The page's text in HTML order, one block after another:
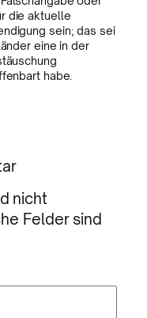
die aktuelle
sein; das sei
eine in der
habe.
nicht
Felder sind